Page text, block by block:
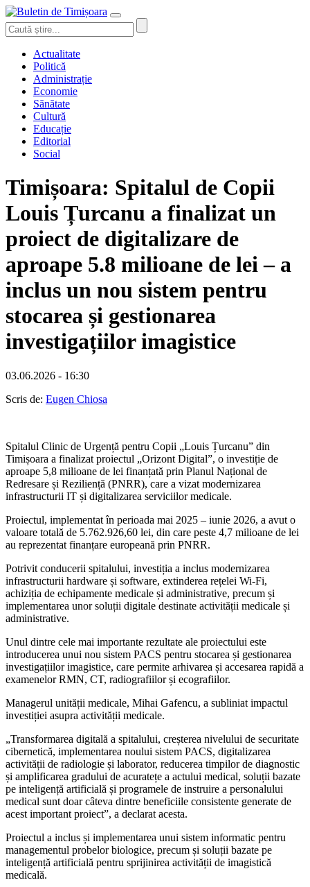
Actualitate
Politică
Administrație
Economie
Sănătate
Cultură
Educație
Editorial
Social
Timișoara: Spitalul de Copii
Louis Țurcanu a finalizat un
proiect de digitalizare de
aproape 5.8 milioane de lei – a
inclus un nou sistem pentru
stocarea și gestionarea
investigațiilor imagistice
03.06.2026 - 16:30
Scris de: Eugen Chiosa
Spitalul Clinic de Urgență pentru Copii „Louis Țurcanu” din
Timișoara a finalizat proiectul „Orizont Digital”, o investiție de
aproape 5,8 milioane de lei finanțată prin Planul Național de
Redresare și Reziliență (PNRR), care a vizat modernizarea
infrastructurii IT și digitalizarea serviciilor medicale.
Proiectul, implementat în perioada mai 2025 – iunie 2026, a avut o
valoare totală de 5.762.926,60 lei, din care peste 4,7 milioane de lei
au reprezentat finanțare europeană prin PNRR.
Potrivit conducerii spitalului, investiția a inclus modernizarea
infrastructurii hardware și software, extinderea rețelei Wi-Fi,
achiziția de echipamente medicale și administrative, precum și
implementarea unor soluții digitale destinate activității medicale și
administrative.
Unul dintre cele mai importante rezultate ale proiectului este
introducerea unui nou sistem PACS pentru stocarea și gestionarea
investigațiilor imagistice, care permite arhivarea și accesarea rapidă a
examenelor RMN, CT, radiografiilor și ecografiilor.
Managerul unității medicale, Mihai Gafencu, a subliniat impactul
investiției asupra activității medicale.
„Transformarea digitală a spitalului, creșterea nivelului de securitate
cibernetică, implementarea noului sistem PACS, digitalizarea
activității de radiologie și laborator, reducerea timpilor de diagnostic
și amplificarea gradului de acuratețe a actului medical, soluții bazate
pe inteligență artificială și programele de instruire a personalului
medical sunt doar câteva dintre beneficiile consistente generate de
acest important proiect”, a declarat acesta.
Proiectul a inclus și implementarea unui sistem informatic pentru
managementul probelor biologice, precum și soluții bazate pe
inteligență artificială pentru sprijinirea activității de imagistică
medicală.